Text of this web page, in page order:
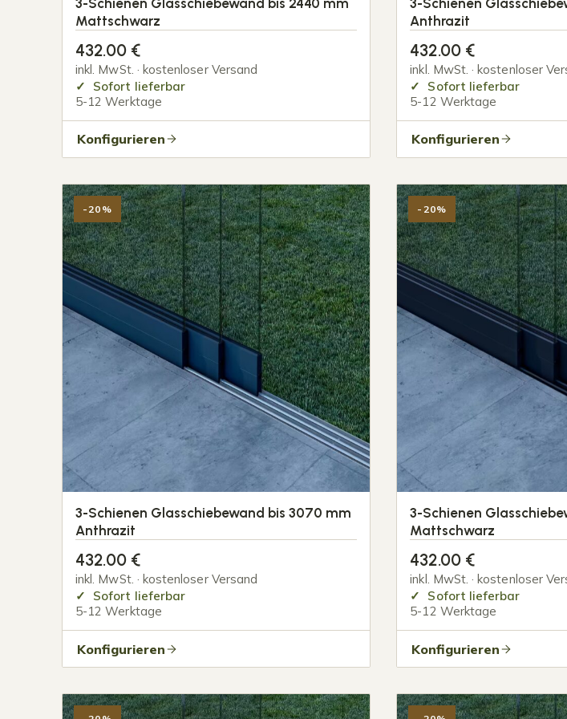
Mattschwarz
432.00 €
inkl. MwSt. · kostenloser Versand
Sofort lieferbar
5-12 Werktage
Konfigurieren
Anthrazit
432.00 €
inkl. MwSt. · kostenloser
Sofort lieferbar
5-12 Werktage
Konfigurieren
-20%
3-Schienen Glasschiebewand bis 3070 mm
Anthrazit
432.00 €
inkl. MwSt. · kostenloser Versand
Sofort lieferbar
5-12 Werktage
Konfigurieren
-20%
3-Schienen
Mattschwarz
432.00 €
inkl. MwSt. · kostenloser
Sofort lieferbar
5-12 Werktage
Konfigurieren